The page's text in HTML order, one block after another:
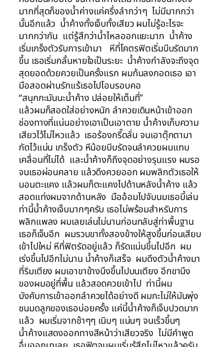
มากที่สุดก็ของน้ำค่างแค่ครึ่งลำกว่าๆ ไม่มีมากกว่า
นั้นอีกแล้ว น้ำค้างทั้งเจ็บทั้งเสียว ผมไม่รู้อะไรจะ
มากกว่ากัน แต่รู้สึกว่าน้ำไหลออกแยะมาก น้ำค้าง
เริ่มเกร็งตัวรับการเข้ามา หีที่โคตรฟิตเริ่มบีบรัดมาก
ขึ้น เธอเริ่มกลั้นหายใจเป็นระยะ น้ำค้างกำลังจะถึงจุด
สุดยอดด้วยควยเป็นครั้งแรก ผมก้มลงกอดเธอ เอา
มือสอดผ่านรักแร้เธอไปโอบรอบคอ
“สนุกกะมันนะน้ำค้าง ปล่อยให้เต็มที่”
แล้วผมก็สอดใส่อย่างหนัก ลำควยเดินหน้าเข้าออก
ช่องทางที่แน่นอย่างเอาเป็นเอาตาย น้ำค้างเก็บความ
เสียวไว้ไม่ไหวแล้ว เธอร้องกรี๊ดลั่น จนเอาตุ๊กตามา
กัดไว้แน่น เกร็งตัว หีน้อยบีบรัดจนลำควยผมแทบ
เคลื่อนที่ไม่ได้ และน้ำค้างก็ถึงจุดอย่างรุนแรง ผมรอ
จนเธอผ่อนคลาย แล้วดึงควยออก ผมพลิกตัวเธอให้
นอนตะแคง แล้วผมก็ตะแคงไปด้านหลังน้ำค้าง แล้ว
สอดแท่งผมจากด้านหลัง มืออ้อมไปจับนมเธอบี้เล่น
ท่านี้น้ำค้างเจ็บมากๆครับ เธอไม่พร้อมสำหรับการ
พลิกแพลง ผมเลยเล่นไม่นานก่อนกลับสู่ท่าพื้นฐาน
เธอก็เจ็บอีก ผมรวบขาทั้งสองข้างให้สูงขึ้นก่อนเสียบ
เข้าไปใหม่ หีที่ฟิตรัดอยู่แล้ว ก็รัดแน่นขึ้นไปอีก ผม
เร่งขึ้นไปอีกไม่นาน น้ำค้างก็เสร็จ ผมดึงตัวน้ำค้างมา
ที่ริมเตียง ผมเอาขาข้างนึงขึ้นไปบนเตียง อีกขานึง
ของผมอยู่ที่พื้น แล้วสอดควยเข้าไป ท่านี้ผม
บังคับการเข้าออกลำควยได้อย่างดี ผมกะไม่ให้มันพุ่ง
ชนมดลูกของเธอบ่อยครั้ง แค่นี้น้ำค้างก็เจ็บปวดมาก
แล้ว ผมเริ่มจากช้าๆๆ เนิบๆ แน่นๆ จนเร็วขึ้นๆ
น้ำค้างแสดงออกทางสีหน้าว่าเสียวจริง ไม่มีคำพูด